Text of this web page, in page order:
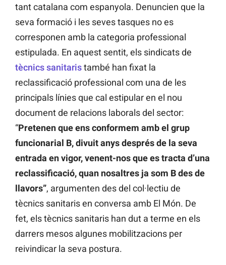
tant catalana com espanyola. Denuncien que la
seva formació i les seves tasques no es
corresponen amb la categoria professional
estipulada. En aquest sentit, els sindicats de
tècnics sanitaristambé han fixat la
reclassificació professional com una de les
principals línies que cal estipular en el nou
document de relacions laborals del sector:
“Pretenen que ens conformem amb el grup
funcionarial B, divuit anys després de la seva
entrada en vigor, venent-nos que es tracta d’una
reclassificació, quan nosaltres ja som B des de
llavors”, argumenten des del col·lectiu de
tècnics sanitaris en conversa amb El Món. De
fet, els tècnics sanitaris han dut a terme en els
darrers mesos algunes mobilitzacions per
reivindicar la seva postura.